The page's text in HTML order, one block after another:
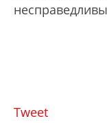
Tweet